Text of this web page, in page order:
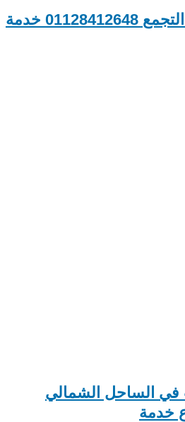
صيانة جليم جاز في التجمع 01128412648 خدمة
الساحل الشمالي